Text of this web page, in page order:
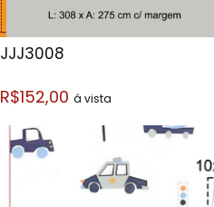
JJJ3008
R$152,00 á vista